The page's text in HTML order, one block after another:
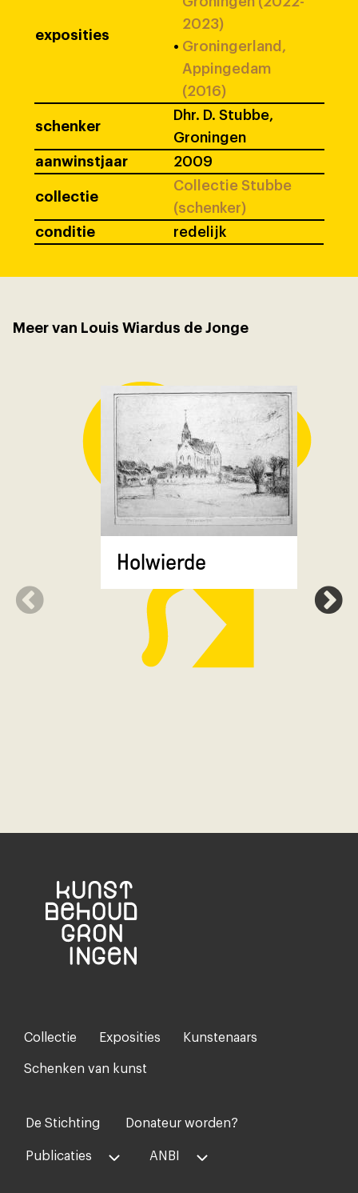
exposities
2023)
• Groningerland,
Appingedam
(2016)
schenker
Dhr. D. Stubbe,
Groningen
aanwinstjaar
2009
collectie
Collectie Stubbe
(schenker)
conditie
redelijk
Meer van Louis Wiardus de Jonge
Holwierde
Footer-
menu
Collectie Exposities Kunstenaars
Schenken van kunst
Voet
midden
De Stichting Donateur worden?
Publicaties ANBI